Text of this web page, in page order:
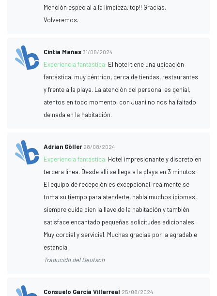
Mención especial a la limpieza, top!! Gracias.
Volveremos.
Cintia Mañas 31/08/2024
Experiencia fantástica: El hotel tiene una ubicación
fantástica, muy céntrico, cerca de tiendas, restaurantes
y frente a la playa. La atención del personal es genial,
atentos en todo momento, con Juani no nos ha faltado
de nada en la habitación.
Adrian Göller 28/08/2024
Experiencia fantástica: Hotel impresionante y discreto en
tercera línea. Desde allí se llega a la playa en 3 minutos.
El equipo de recepción es excepcional, realmente se
toma su tiempo para atenderte, habla muchos idiomas,
siempre cuida bien la llave de la habitación y también
satisface encantado pequeñas solicitudes adicionales.
Muy cordial y servicial. Muchas gracias por la agradable
estancia.
Traducido del Deutsch
Consuelo García Villarreal 25/08/2024